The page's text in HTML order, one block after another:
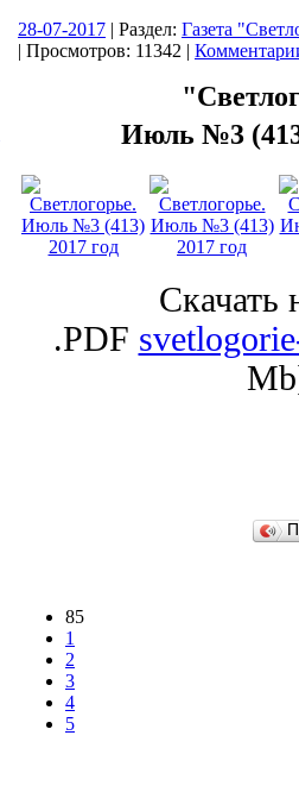
28-07-2017 | Раздел: Газета
| Просмотров: 11342 |
Июль №3
Скачать
.PDF
85
1
2
3
4
5